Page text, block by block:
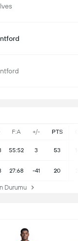
F:A +/- PTS
55:52 3 53
27:68 -41 20
Durumu